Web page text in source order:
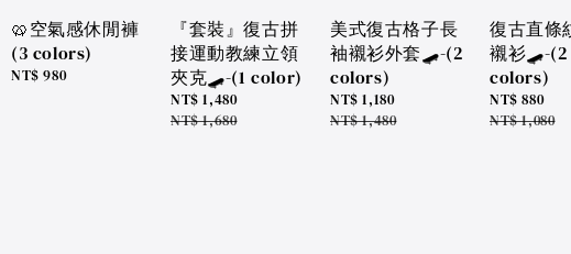
🥨空氣感休閒褲
(3 colors)
Regular
NT$ 980
『套裝』復古拼
接運動教練立領
夾克🛹-(1 color)
Sale
price
NT$ 1,480
Regular
NT$ 1,680
美式復古格子長
袖襯衫外套🛹-(2
colors)
Sale
price
NT$ 1,180
Regular
NT$ 1,480
復古直條
襯衫🛹-(2
colors)
Sale
price
NT$ 880
Regular
NT$ 1,080